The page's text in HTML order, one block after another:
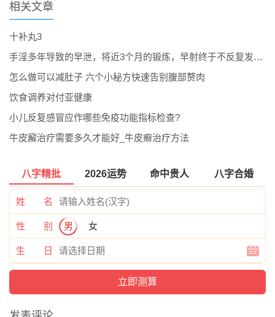
相关文章
十补丸3
手淫多年导致的早泄，将近3个月的锻炼，早射终于不反复发作了。
怎么做可以减肚子 六个小秘方快速告别腹部赘肉
饮食调养对付亚健康
小儿反复感冒应作哪些免疫功能指标检查?
牛皮廨治疗需要多久才能好_牛皮癣治疗方法
八字精批 2026运势 命中贵人 八字合婚
姓 名
性 别 男 女
生 日